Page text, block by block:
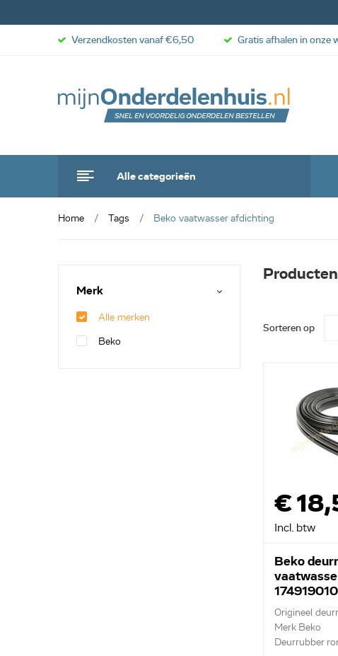
Alle categorieën
Verzendkosten vanaf €6,50 Gratis afhalen in onze
Home Tags Beko vaatwasser afdichting
Merk
Alle merken
Beko
Sorteren op
€
Incl. btw
Beko
Origineel
Merk Beko
Deurrubber